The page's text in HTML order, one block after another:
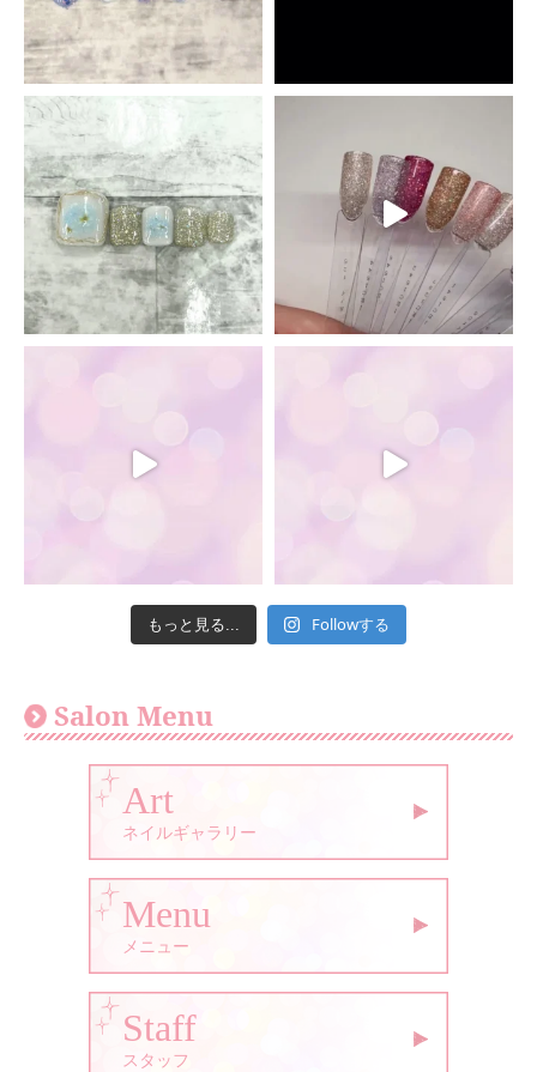
もっと見る... Followする
Salon Menu
Art
ネイルギャラリー
Menu
メニュー
Staff
スタッフ